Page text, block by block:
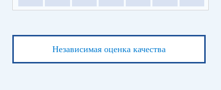
Независимая оценка качества